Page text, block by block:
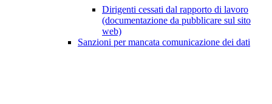
Dirigenti cessati dal rapporto di lavoro
(documentazione da pubblicare sul sito
web)
Sanzioni per mancata comunicazione dei dati